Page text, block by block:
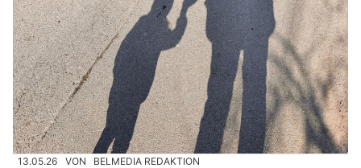
13.05.26 VON BELMEDIA REDAKTION